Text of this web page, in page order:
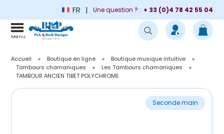
FR Une question ? : + 33 (0)4 78 42 55 04
Menu
Accueil » Boutique en ligne » Boutique musique intuitive
»
Tambours chamaniques
» Les Tambours chamaniques
»
TAMBOUR ANCIEN TIBET POLYCHROME
Seconde main